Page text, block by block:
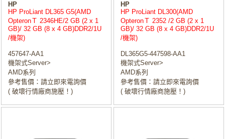
HP
HP ProLiant DL365 G5(AMD
OpteronＴ 2346HE/2 GB (2 x 1
GB)/ 32 GB (8 x 4 GB)DDR2/1U
/機架)
457647-AA1
機架式Server>
AMD系列
參考售價：請立即來電詢價
( 破壞行情廠商施壓！)
HP
HP ProLiant DL300(AMD
OpteronＴ 2352 /2 GB (2 x 1
GB)/ 32 GB (8 x 4 GB)DDR2/1U
/機架)
DL365G5-447598-AA1
機架式Server>
AMD系列
參考售價：請立即來電詢價
( 破壞行情廠商施壓！)